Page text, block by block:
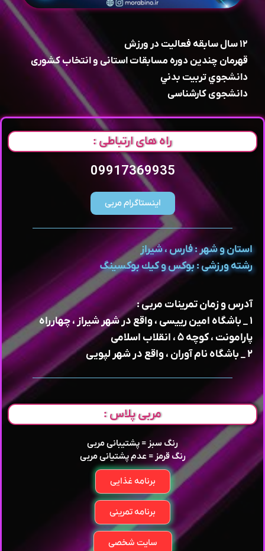
۱۲ سال سابقه فعالیت در ورزش
قهرمان چندین دوره مسابقات استانی و انتخاب کشوری
دانشجوي تربيت بدني
دانشجوی کارشناسی
راه های ارتباطی :
09917369935
اینستاگرام مربی
استان و شهر : فارس ، شیراز
رشته ورزشی : بوكس و كيك بوكسینگ
آدرس و زمان تمرینات مربی :
۱ _ باشگاه امین رییسی ، واقع در شهر شیراز ، چهارراه
پارامونت ، کوچه ۵ ، انقلاب اسلامی
۲ _ باشگاه نام آوران ، واقع در شهر لپویی
مربی پلاس :
رنگ سبز = پشتیبانی مربی
رنگ قرمز = عدم پشتیانی مربی
برنامه غذایی
برنامه تمرینی
سایت شخصی